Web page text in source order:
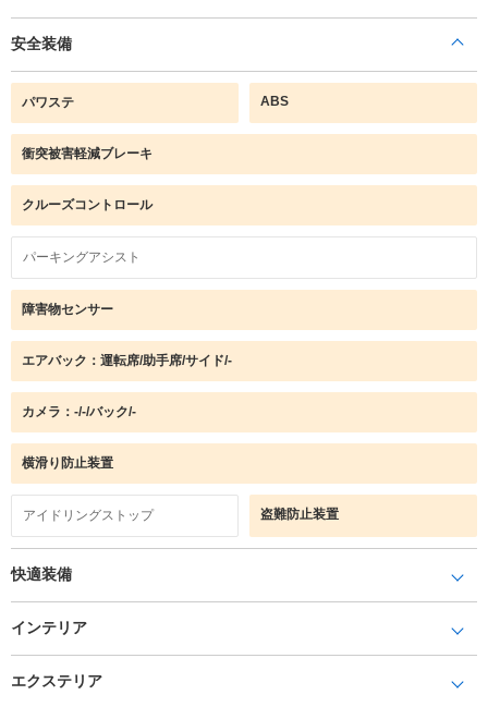
安全装備
パワステ ABS
衝突被害軽減ブレーキ
クルーズコントロール
パーキングアシスト
障害物センサー
エアバック：運転席/助手席/サイド/-
カメラ：-/-/バック/-
横滑り防止装置
アイドリングストップ 盗難防止装置
快適装備
インテリア
エクステリア